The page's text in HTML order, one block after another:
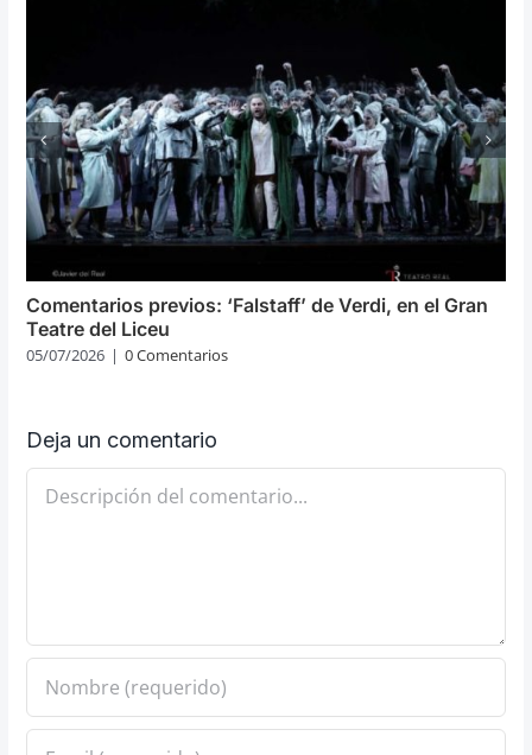
Comentarios previos: ‘Falstaff’ de Verdi, en el Gran
Teatre del Liceu
05/07/2026 | 0 Comentarios
Deja un comentario
Comentario